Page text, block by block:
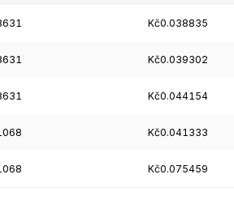
Kč0.038835
Kč0.039302
Kč0.044154
Kč0.041333
Kč0.075459